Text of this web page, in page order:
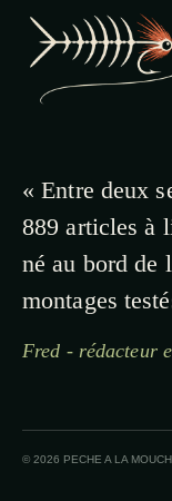
« Entre deux
889 articles à
né au bord de
montages
Fred - rédacteur
© 2026 PECHE A LA